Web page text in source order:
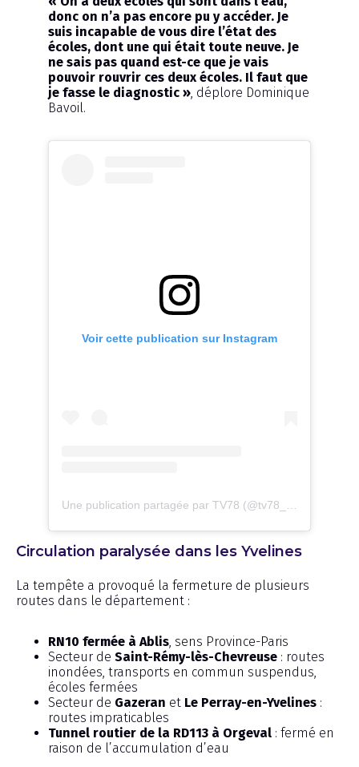
donc on n’a pas encore pu y accéder. Je
suis incapable de vous dire l’état des
écoles, dont une qui était toute neuve. Je
ne sais pas quand est-ce que je vais
pouvoir rouvrir ces deux écoles. Il faut que
je fasse le diagnostic » , déplore Dominique
Bavoil.
Voir cette publication sur Instagram
Une publication partagée par TV78 (@tv78_yvelines)
Circulation paralysée dans les Yvelines
La tempête a provoqué la fermeture de plusieurs
routes dans le département :
RN10 fermée à Ablis, sens Province-Paris
Secteur de Saint-Rémy-lès-Chevreuse : routes
inondées, transports en commun suspendus,
écoles fermées
Secteur de Gazeran et Le Perray-en-Yvelines :
routes impraticables
Tunnel routier de la RD113 à Orgeval : fermé en
raison de l’accumulation d’eau